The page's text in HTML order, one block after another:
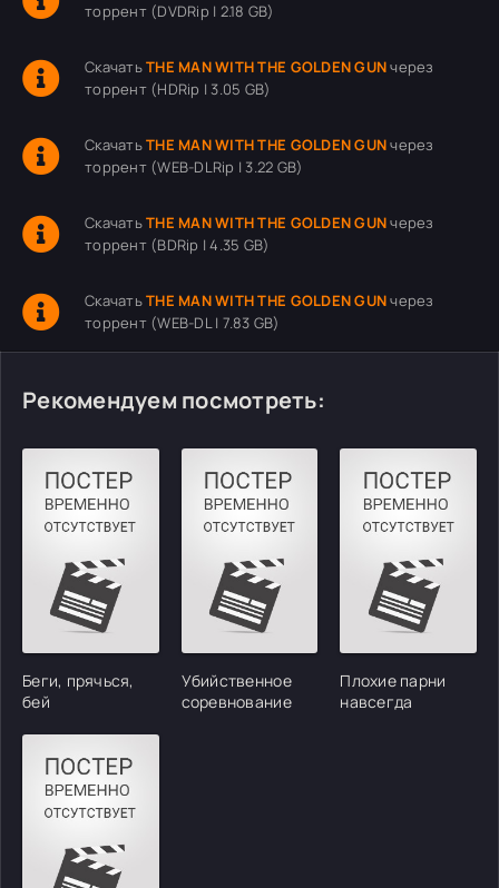
торрент (DVDRip | 2.18 GB)
СкачатьTHE MAN WITH THE GOLDEN GUNчерез
торрент (HDRip | 3.05 GB)
СкачатьTHE MAN WITH THE GOLDEN GUNчерез
торрент (WEB-DLRip | 3.22 GB)
СкачатьTHE MAN WITH THE GOLDEN GUNчерез
торрент (BDRip | 4.35 GB)
СкачатьTHE MAN WITH THE GOLDEN GUNчерез
торрент (WEB-DL | 7.83 GB)
Рекомендуем посмотреть:
Беги, прячься,
бей
Убийственное
соревнование
Плохие парни
навсегда